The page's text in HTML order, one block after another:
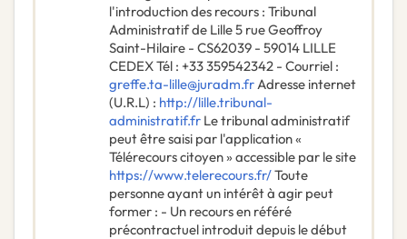
l'introduction des recours : Tribunal
Administratif de Lille 5 rue Geoffroy
Saint-Hilaire - CS62039 - 59014 LILLE
CEDEX Tél : +33 359542342 - Courriel :
greffe.ta-lille@juradm.frAdresse internet
(U.R.L) : http://lille.tribunal-
administratif.fr Le tribunal administratif
peut être saisi par l'application «
Télérecours citoyen » accessible par le site
https://www.telerecours.fr/Toute
personne ayant un intérêt à agir peut
former : - Un recours en référé
précontractuel introduit depuis le début